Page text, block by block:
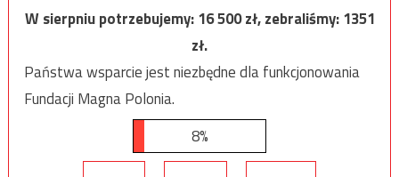
W sierpniu potrzebujemy:16 500zł, zebraliśmy:1351
zł.
Państwa wsparcie jest niezbędne dla funkcjonowania
Fundacji Magna Polonia.
8%